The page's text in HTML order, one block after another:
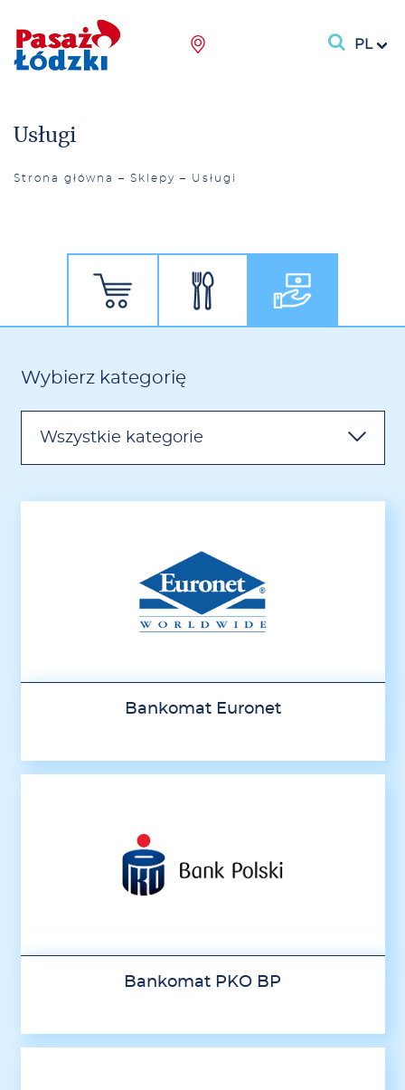
PL
Usługi
Strona główna – Sklepy – Usługi
Wybierz kategorię
Wszystkie kategorie
Bankomat Euronet
Bankomat PKO BP